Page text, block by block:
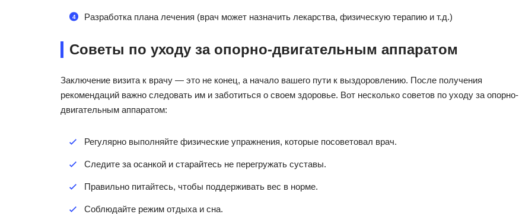
Разработка плана лечения (врач может назначить лекарства, физическую терапию и т.д.)
Советы по уходу за опорно-двигательным аппаратом
Заключение визита к врачу — это не конец, а начало вашего пути к выздоровлению. После получения
рекомендаций важно следовать им и заботиться о своем здоровье. Вот несколько советов по уходу за опорно-
двигательным аппаратом:
Регулярно выполняйте физические упражнения, которые посоветовал врач.
Следите за осанкой и старайтесь не перегружать суставы.
Правильно питайтесь, чтобы поддерживать вес в норме.
Соблюдайте режим отдыха и сна.